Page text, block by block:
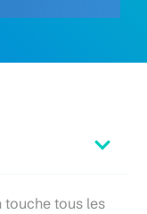
touche tous les